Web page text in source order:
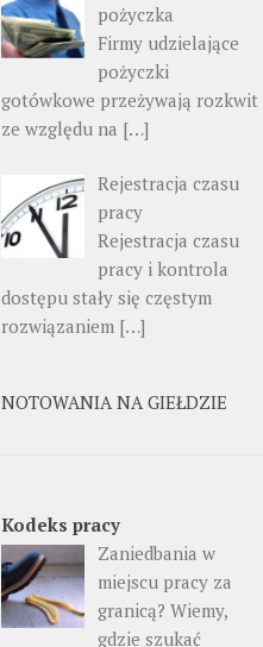
pożyczka
Firmy udzielające
pożyczki
gotówkowe przeżywają rozkwit
ze względu na […]
Rejestracja czasu
pracy
Rejestracja czasu
pracy i kontrola
dostępu stały się częstym
rozwiązaniem […]
NOTOWANIA NA GIEŁDZIE
Kodeks pracy
Zaniedbania w
miejscu pracy za
granicą? Wiemy,
gdzie szukać